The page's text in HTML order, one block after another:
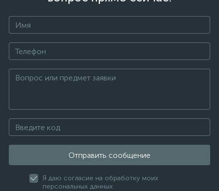
Отправить сообщение
Я даю согласие на обработку моих
персональных данных